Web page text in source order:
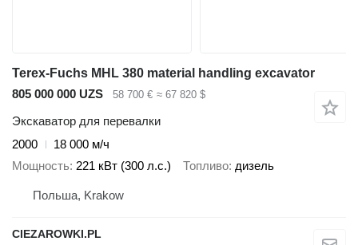
Terex-Fuchs MHL 380 material handling excavator
805 000 000 UZS
58 700 € ≈ 67 820 $
Экскаватор для перевалки
2000
18 000 м/ч
Мощность 221 кВт (300 л.с.) Топливо дизель
Польша, Krakow
CIEZAROWKI.PL